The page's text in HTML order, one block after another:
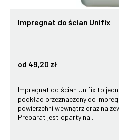
Impregnat do ścian Unifix
od 49,20 zł
Impregnat do ścian Unifix to
podkład przeznaczony do
powierzchni wewnątrz oraz na
Preparat jest oparty na...